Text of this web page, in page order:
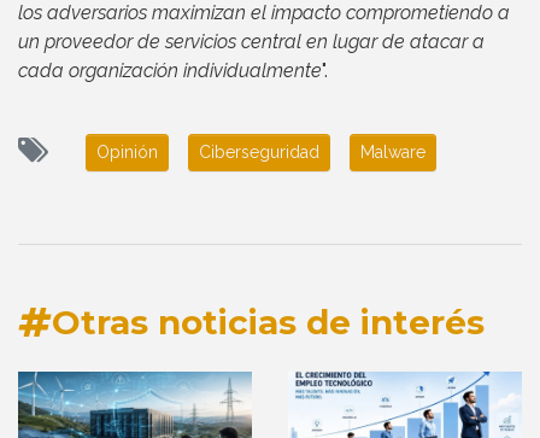
los adversarios maximizan el impacto comprometiendo a
un proveedor de servicios central en lugar de atacar a
cada organización individualmente".
Opinión Ciberseguridad Malware
Otras noticias de interés